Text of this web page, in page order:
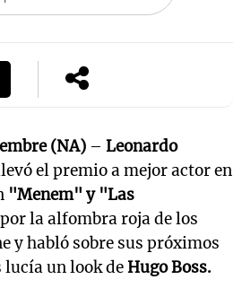
(NA) – Leonardo
el premio a mejor actor en
"Menem" y "Las
la alfombra roja de los
y habló sobre sus próximos
un look deHugo Boss.